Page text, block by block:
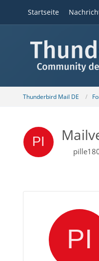
Startseite
Thunderbird Mail DE